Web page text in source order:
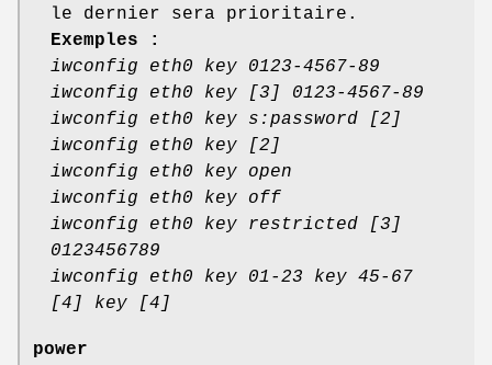
le dernier sera prioritaire.
Exemples :
iwconfig eth0 key 0123-4567-89
iwconfig eth0 key [3] 0123-4567-89
iwconfig eth0 key s:password [2]
iwconfig eth0 key [2]
iwconfig eth0 key open
iwconfig eth0 key off
iwconfig eth0 key restricted [3]
0123456789
iwconfig eth0 key 01-23 key 45-67
[4] key [4]
power